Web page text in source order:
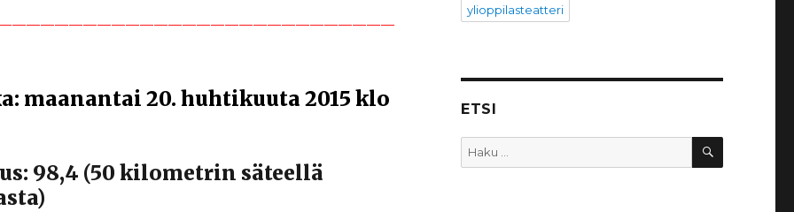
maanantai 20. huhtikuuta 2015 klo
98,4 (50 kilometrin säteellä
ylioppilasteatteri
ETSI
Etsi: HAKU